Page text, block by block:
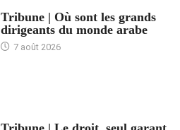
Tribune | Où sont les grands
dirigeants du monde arabe
7 août 2026